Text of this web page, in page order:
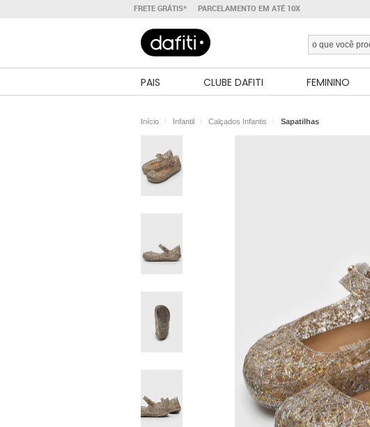
FRETE GRÁTIS* PARCELAMENTO EM ATÉ 10X
PAIS CLUBE DAFITI FEMININO
Início Infantil Calçados Infantis Sapatilhas